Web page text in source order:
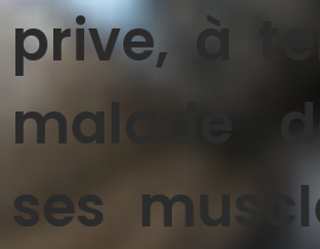
prive, à
malade
ses